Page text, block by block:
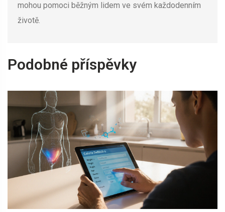
mohou pomoci běžným lidem ve svém každodenním
životě.
Podobné příspěvky